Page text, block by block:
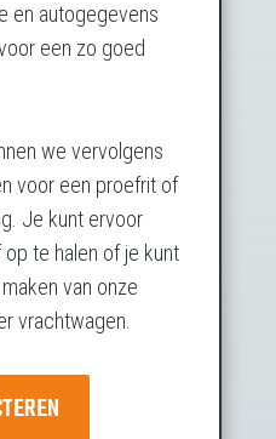
en autogegevens
een zo goed
we vervolgens
voor een proefrit of
Je kunt ervoor
te halen of je kunt
van onze
vrachtwagen.